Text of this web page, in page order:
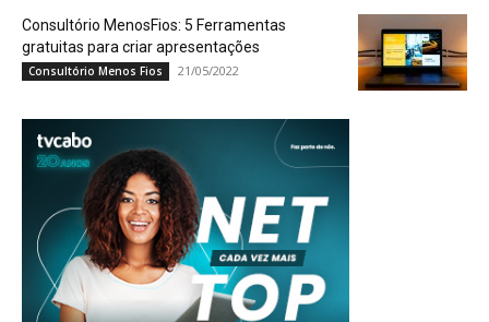
Consultório MenosFios: 5 Ferramentas
gratuitas para criar apresentações
Consultório Menos Fios 21/05/2022